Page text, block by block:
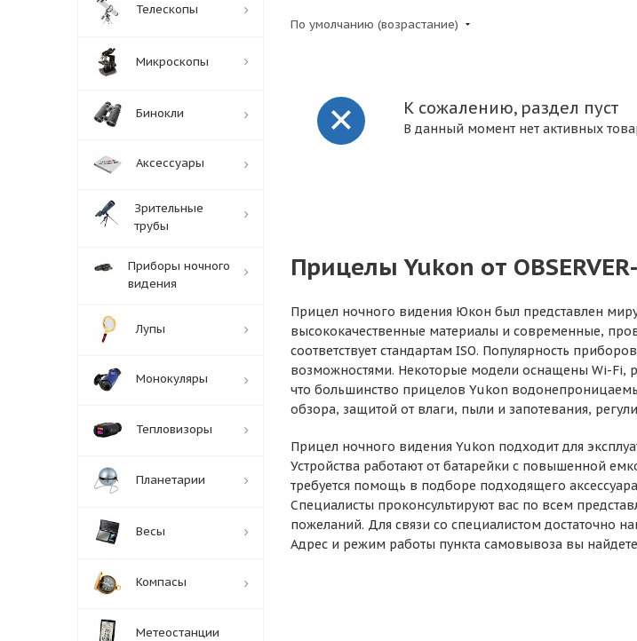
По умолчанию (возрастание)
К сожалению, раздел пуст
В данный момент нет активных
Прицелы Yukon от
Прицел ночного видения Юкон был представлен
высококачественные материалы и современные,
соответствует стандартам ISO. Популярность
возможностями. Некоторые модели оснащены Wi-Fi,
что большинство прицелов Yukon
обзора, защитой от влаги, пыли и запотевания,
Прицел ночного видения Yukon подходит для
Устройства работают от батарейки с повышенной
требуется помощь в подборе подходящего
Специалисты проконсультируют вас по всем
пожеланий. Для связи со специалистом достаточно
Адрес и режим работы пункта самовывоза вы
Телескопы
Микроскопы
Бинокли
Аксессуары
Зрительные
трубы
Приборы ночного
видения
Лупы
Монокуляры
Тепловизоры
Планетарии
Весы
Компасы
Метеостанции